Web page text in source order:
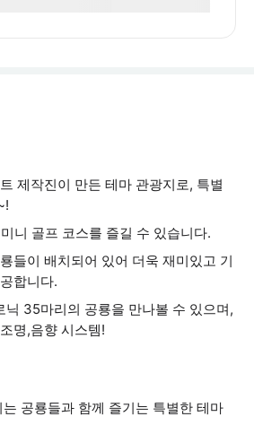
제작진이 만든 테마 관광지로, 특별
니 골프 코스를 즐길 수 있습니다.
들이 배치되어 있어 더욱 재미있고 기
합니다.
닉 35마리의 공룡을 만나볼 수 있으며,
명,음향 시스템!
공룡들과 함께 즐기는 특별한 테마